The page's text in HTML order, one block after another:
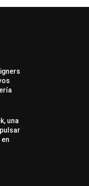
Premios
una